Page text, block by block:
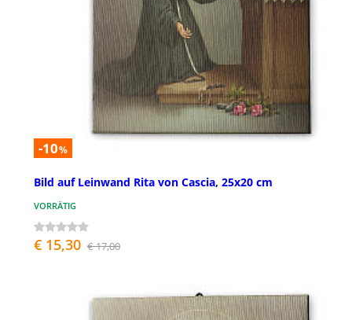
-10%
Bild auf Leinwand Rita von Cascia, 25x20 cm
VORRÄTIG
€ 15,30 € 17,00